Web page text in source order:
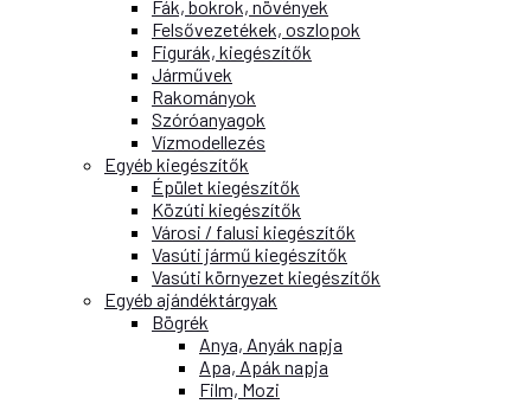
Fák, bokrok, növények
Felsővezetékek, oszlopok
Figurák, kiegészítők
Járművek
Rakományok
Szóróanyagok
Vízmodellezés
Egyéb kiegészítők
Épület kiegészítők
Közúti kiegészítők
Városi / falusi kiegészítők
Vasúti jármű kiegészítők
Vasúti környezet kiegészítők
Egyéb ajándéktárgyak
Bögrék
Anya, Anyák napja
Apa, Apák napja
Film, Mozi